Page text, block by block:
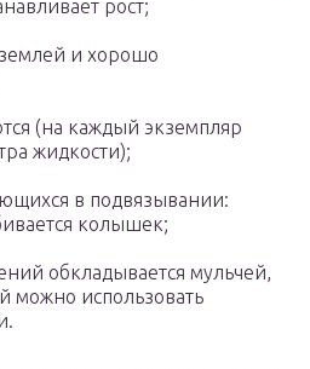
рост;
землей и хорошо
(на каждый экземпляр
жидкости);
в подвязывании:
колышек;
обкладывается мульчей,
можно использовать